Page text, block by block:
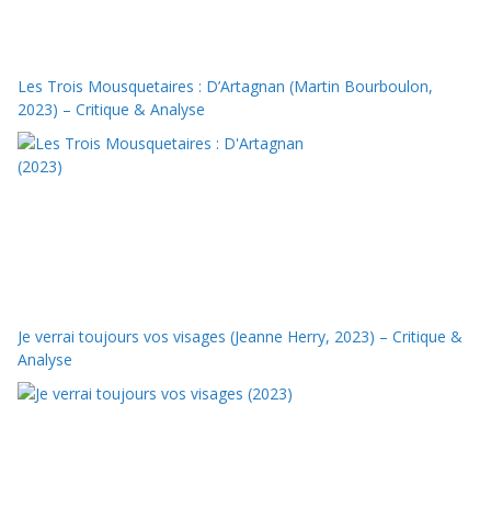
Les Trois Mousquetaires : D’Artagnan (Martin Bourboulon,
2023) – Critique & Analyse
Je verrai toujours vos visages (Jeanne Herry, 2023) – Critique &
Analyse